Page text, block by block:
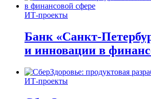
ИТ-проекты
Банк «Санкт-
и инновации в
ИТ-проекты